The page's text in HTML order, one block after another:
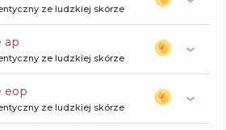
ze ludzkiej skórze
ap
ze ludzkiej skórze
eop
ze ludzkiej skórze